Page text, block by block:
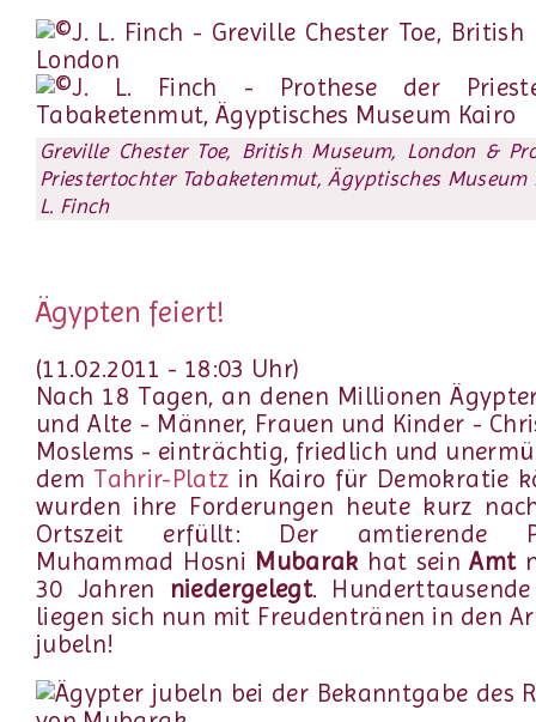
Greville Chester Toe, British Museum, London &
Priestertochter Tabaketenmut, Ägyptisches Museum
L. Finch
Ägypten feiert!
(11.02.2011 - 18:03 Uhr)
Nach 18 Tagen, an denen Millionen
und Alte - Männer, Frauen und Kinder -
Moslems - einträchtig, friedlich und
dem Tahrir-Platz in Kairo für Demokratie
wurden ihre Forderungen heute kurz
Ortszeit erfüllt: Der amtierende
Muhammad Hosni Mubarakhat seinAmt
30 Jahren niedergelegt.
liegen sich nun mit Freudentränen in den
jubeln!